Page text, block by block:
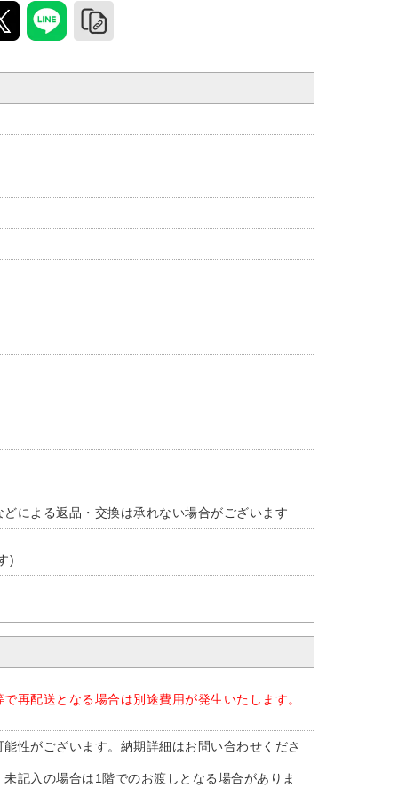
による返品・交換は承れない場合がございます
)
再配送となる場合は別途費用が発生いたします。
性がございます。納期詳細はお問い合わせくださ
記入の場合は1階でのお渡しとなる場合がありま